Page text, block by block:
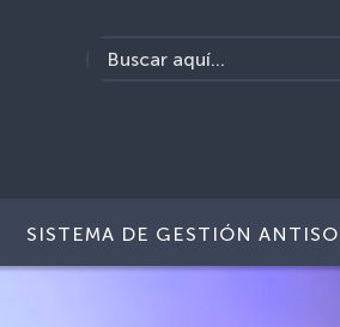
SISTEMA DE GESTIÓN